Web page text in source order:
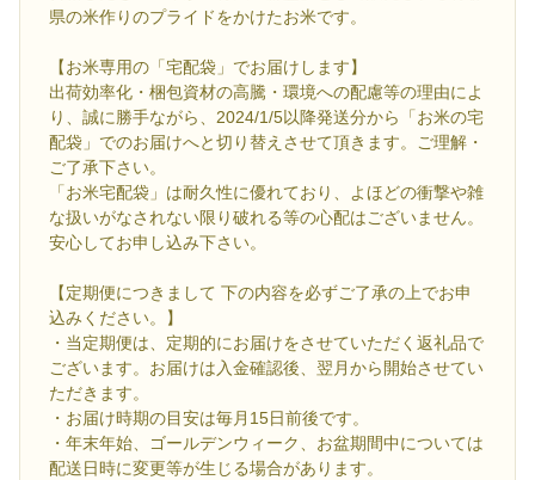
県の米作りのプライドをかけたお米です。
【お米専用の「宅配袋」でお届けします】
出荷効率化・梱包資材の高騰・環境への配慮等の理由によ
り、誠に勝手ながら、2024/1/5以降発送分から「お米の宅
配袋」でのお届けへと切り替えさせて頂きます。ご理解・
ご了承下さい。
「お米宅配袋」は耐久性に優れており、よほどの衝撃や雑
な扱いがなされない限り破れる等の心配はございません。
安心してお申し込み下さい。
【定期便につきまして 下の内容を必ずご了承の上でお申
込みください。】
・当定期便は、定期的にお届けをさせていただく返礼品で
ございます。お届けは入金確認後、翌月から開始させてい
ただきます。
・お届け時期の目安は毎月15日前後です。
・年末年始、ゴールデンウィーク、お盆期間中については
配送日時に変更等が生じる場合があります。